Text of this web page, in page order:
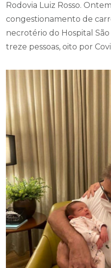
Rodovia Luiz Rosso.
congestionamento de
necrotério do Hospital
treze pessoas, oito por